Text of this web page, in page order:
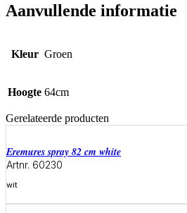
Aanvullende informatie
Kleur Groen
Hoogte 64cm
Gerelateerde producten
eremures spray 82 cm white
Artnr. 60230
wit